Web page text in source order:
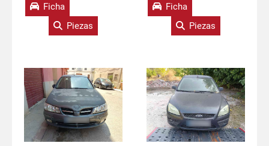
Ficha
Piezas
Ficha
Piezas